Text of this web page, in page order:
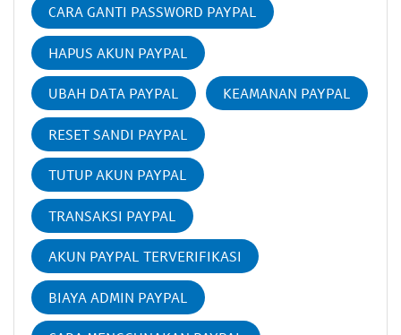
CARA GANTI PASSWORD PAYPAL
HAPUS AKUN PAYPAL
UBAH DATA PAYPAL KEAMANAN PAYPAL
RESET SANDI PAYPAL
TUTUP AKUN PAYPAL
TRANSAKSI PAYPAL
AKUN PAYPAL TERVERIFIKASI
BIAYA ADMIN PAYPAL